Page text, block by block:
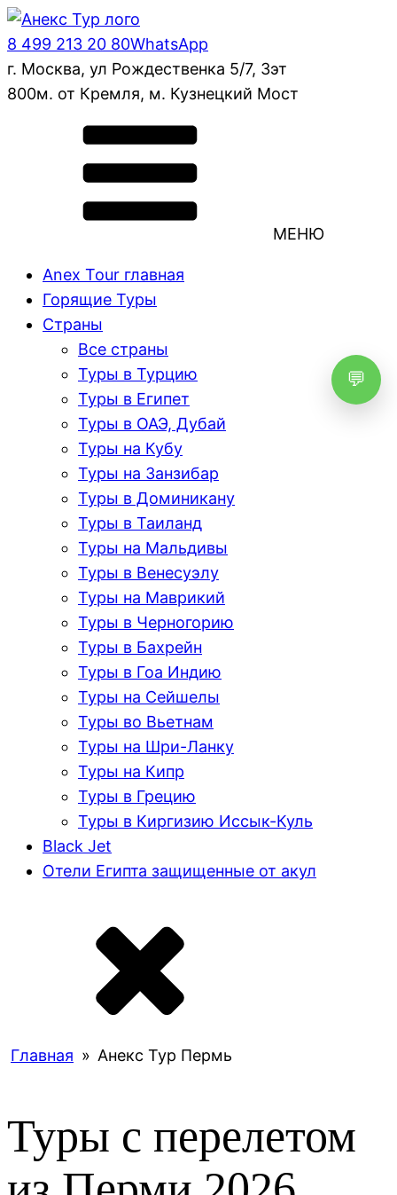
8 499 213 20 80WhatsApp
г. Москва, ул Рождественка 5/7, 3эт
800м. от Кремля, м. Кузнецкий Мост
МЕНЮ
Anex Tour главная
Горящие Туры
Страны
Все страны
Туры в Турцию
Туры в Египет
Туры в ОАЭ, Дубай
Туры на Кубу
Туры на Занзибар
Туры в Доминикану
Туры в Таиланд
Туры на Мальдивы
Туры в Венесуэлу
Туры на Маврикий
Туры в Черногорию
Туры в Бахрейн
Туры в Гоа Индию
Туры на Сейшелы
Туры во Вьетнам
Туры на Шри-Ланку
Туры на Кипр
Туры в Грецию
Туры в Киргизию Иссык-Куль
Black Jet
Отели Египта защищенные от акул
Главная » Анекс Тур Пермь
Туры с перелетом